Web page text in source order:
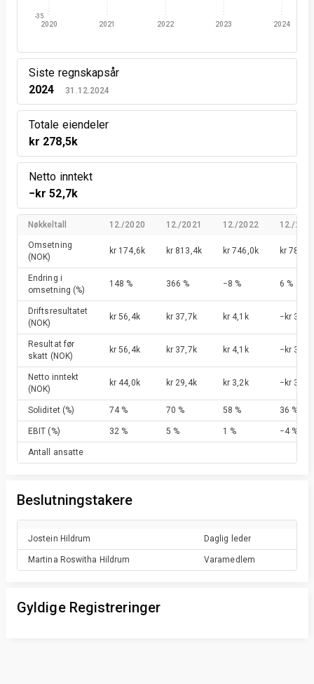
2020 2021 2022 2023 2024
-35
Siste regnskapsår
2024
31.12.2024
Totale eiendeler
kr 278,5k
Netto inntekt
−kr 52,7k
Nøkkeltall 12./2020 12./2021 12./2022 12./
Omsetning
(NOK)
kr 174,6k kr 813,4k kr 746,0k kr
Endring i
omsetning (%)
148 % 366 % −8 % 6 %
Driftsresultatet
(NOK)
kr 56,4k kr 37,7k kr 4,1k −kr
Resultat før
skatt (NOK)
kr 56,4k kr 37,7k kr 4,1k −kr
Netto inntekt
(NOK)
kr 44,0k kr 29,4k kr 3,2k −kr
Soliditet (%) 74 % 70 % 58 % 36 %
EBIT (%) 32 % 5 % 1 % −4 %
Antall ansatte
Beslutningstakere
Jostein Hildrum Daglig leder
Martina Roswitha Hildrum Varamedlem
Gyldige Registreringer